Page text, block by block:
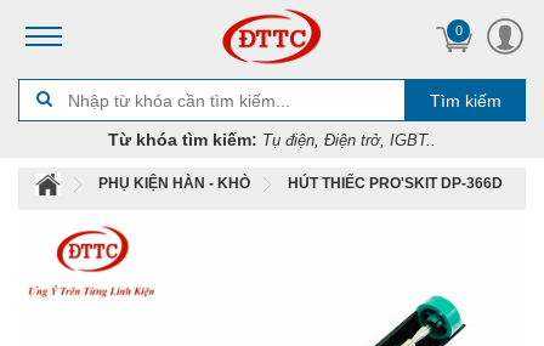
0
Tìm kiếm
Từ khóa tìm kiếm: Tụ điện, Điện trở, IGBT..
PHỤ KIỆN HÀN - KHÒ HÚT THIẾC PRO'SKIT DP-366D